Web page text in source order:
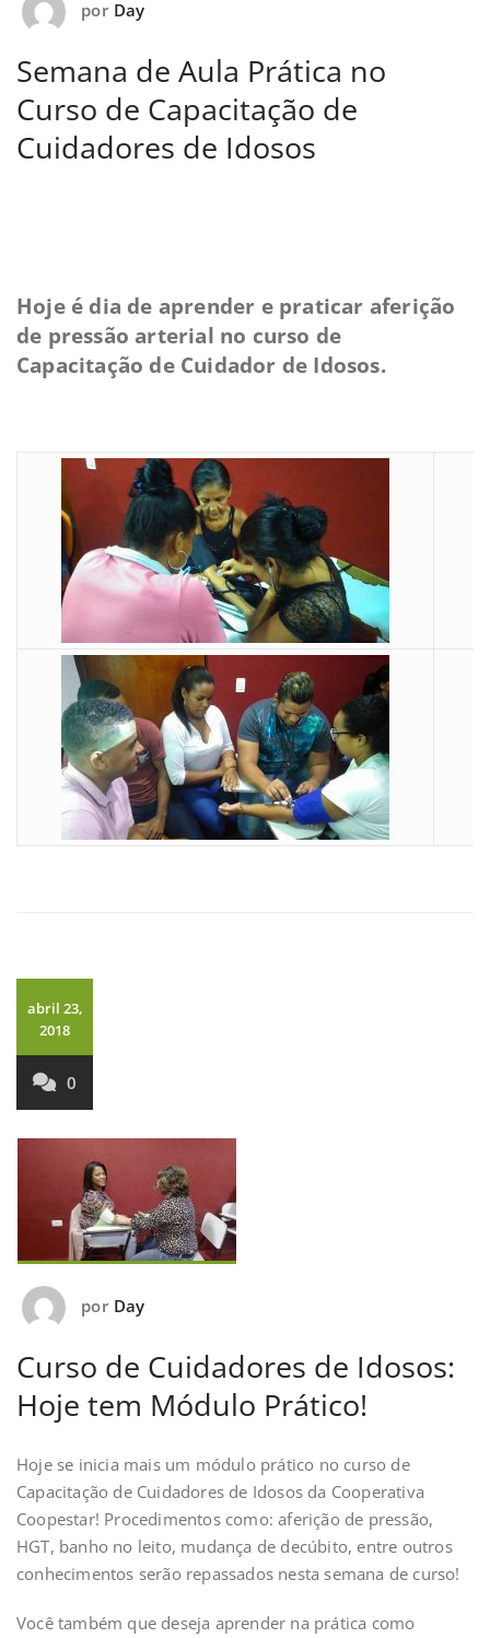
por Day
Semana de Aula Prática no
Curso de Capacitação de
Cuidadores de Idosos
Hoje é dia de aprender e praticar aferição
de pressão arterial no curso de
Capacitação de Cuidador de Idosos.
abril 23,
2018
0
por Day
Curso de Cuidadores de Idosos:
Hoje tem Módulo Prático!
Hoje se inicia mais um módulo prático no curso de
Capacitação de Cuidadores de Idosos da Cooperativa
Coopestar! Procedimentos como: aferição de pressão,
HGT, banho no leito, mudança de decúbito, entre outros
conhecimentos serão repassados nesta semana de curso!
Você também que deseja aprender na prática como